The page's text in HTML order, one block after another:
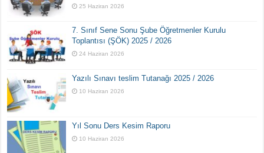
25 Haziran 2026
7. Sınıf Sene Sonu Şube Öğretmenler Kurulu
Toplantısı (ŞÖK) 2025 / 2026
24 Haziran 2026
Yazılı Sınavı teslim Tutanağı 2025 / 2026
10 Haziran 2026
Yıl Sonu Ders Kesim Raporu
10 Haziran 2026